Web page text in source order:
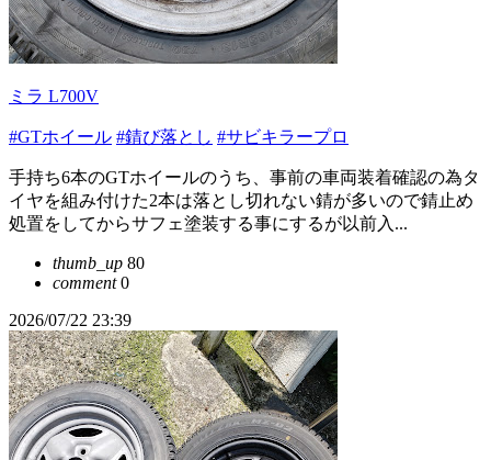
ミラ L700V
#GTホイール #錆び落とし #サビキラープロ
手持ち6本のGTホイールのうち、事前の車両装着確認の為タ
イヤを組み付けた2本は落とし切れない錆が多いので錆止め
処置をしてからサフェ塗装する事にするが以前入...
thumb_up 80
comment0
2026/07/22 23:39